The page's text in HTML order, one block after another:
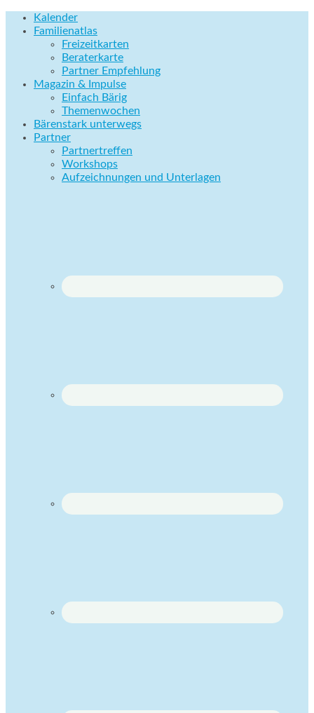
Kalender
Familienatlas
Freizeitkarten
Beraterkarte
Partner Empfehlung
Magazin & Impulse
Einfach Bärig
Themenwochen
Bärenstark unterwegs
Partner
Partnertreffen
Workshops
Aufzeichnungen und Unterlagen